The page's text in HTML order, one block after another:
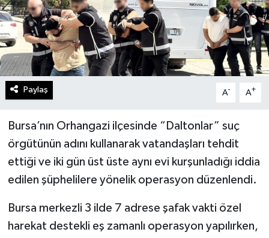
Paylaş A- A+
Bursa’nın Orhangazi ilçesinde “Daltonlar” suç
örgütünün adını kullanarak vatandaşları tehdit
ettiği ve iki gün üst üste aynı evi kurşunladığı iddia
edilen şüphelilere yönelik operasyon düzenlendi.
Bursa merkezli 3 ilde 7 adrese şafak vakti özel
harekat destekli eş zamanlı operasyon yapılırken,